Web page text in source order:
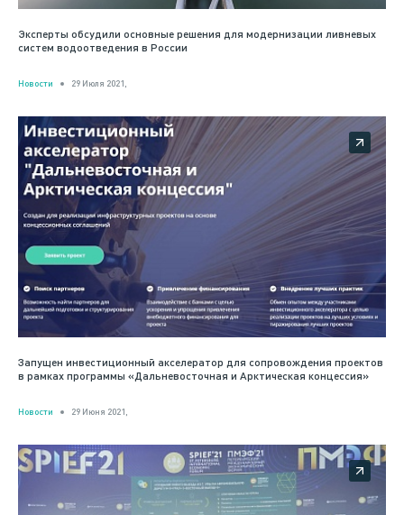
Эксперты обсудили основные решения для модернизации ливневых
систем водоотведения в России
Новости 29 Июля 2021,
Запущен инвестиционный акселератор для сопровождения проектов
в рамках программы «Дальневосточная и Арктическая концессия»
Новости 29 Июня 2021,